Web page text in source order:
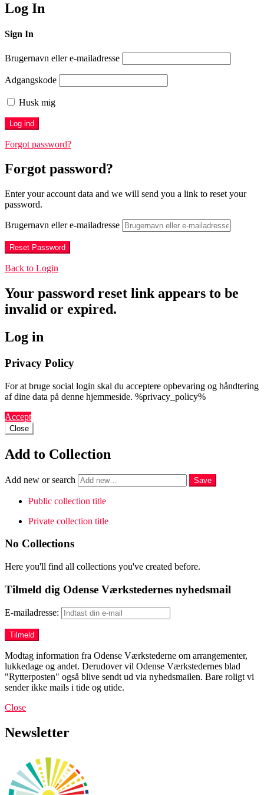
Log In
Sign In
Brugernavn eller e-mailadresse
Adgangskode
Husk mig
Forgot password?
Forgot password?
Enter your account data and we will send you a link to reset your
password.
Brugernavn eller e-mailadresse
Back to Login
Your password reset link appears to be
invalid or expired.
Log in
Privacy Policy
For at bruge social login skal du acceptere opbevaring og håndtering
af dine data på denne hjemmeside. %privacy_policy%
Accept
Close
Add to Collection
Add new or search
Public collection title
Private collection title
No Collections
Here you'll find all collections you've created before.
Tilmeld dig Odense Værkstedernes nyhedsmail
E-mailadresse:
Modtag information fra Odense Værkstederne om arrangementer,
lukkedage og andet. Derudover vil Odense Værkstedernes blad
"Rytterposten" også blive sendt ud via nyhedsmailen. Bare roligt vi
sender ikke mails i tide og utide.
Close
Newsletter